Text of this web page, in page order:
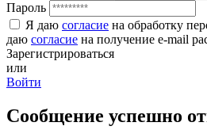
Пароль
Я даю согласие на обработку
даю согласие на получение e-mail
Зарегистрироваться
или
Войти
Сообщение успешно